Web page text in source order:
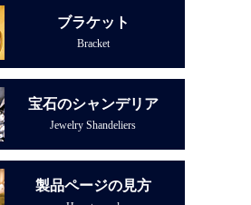
ブラケット
Bracket
宝石のシャンデリア
Jewelry Shandeliers
製品ページの見方